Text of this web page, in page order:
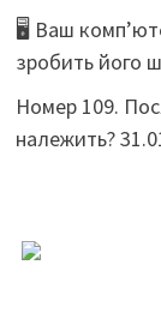
🖥️ Ваш
зробить його
Номер 109.
належить?